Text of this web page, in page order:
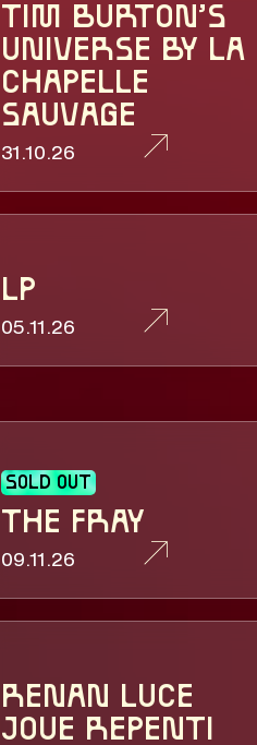
TIM BURTON’S
UNIVERSE BY LA
CHAPELLE
SAUVAGE
31.10.26
LP
05.11.26
SOLD OUT
THE FRAY
09.11.26
RENAN LUCE
JOUE REPENTI